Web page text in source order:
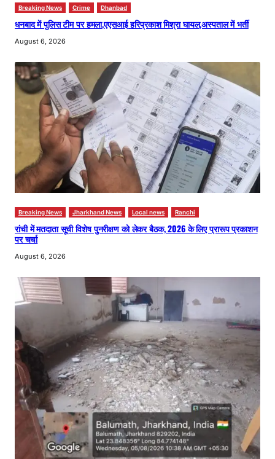
Breaking News Crime Dhanbad
धनबाद में पुलिस टीम पर हमला,एएसआई हरिप्रकाश मिश्रा घायल,अस्पताल में भर्ती
August 6, 2026
Breaking News Jharkhand News Local news Ranchi
रांची में मतदाता सूची विशेष पुनरीक्षण को लेकर बैठक, 2026 के लिए प्रारूप प्रकाशन
पर चर्चा
August 6, 2026